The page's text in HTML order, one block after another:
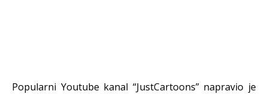
Popularni Youtube kanal “JustCartoons” napravio je